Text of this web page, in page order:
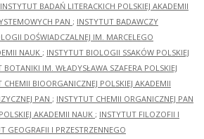
INSTYTUT BADAŃ LITERACKICH POLSKIEJ AKADEMII
PAN ; INSTYTUT BADAWCZY
DOŚWIADCZALNEJ IM. MARCELEGO
NAUK ; INSTYTUT BIOLOGII SSAKÓW POLSKIEJ
BOTANIKI IM. WŁADYSŁAWA SZAFERA POLSKIEJ
CHEMII BIOORGANICZNEJ POLSKIEJ AKADEMII
PAN ; INSTYTUT CHEMII ORGANICZNEJ PAN
AKADEMII NAUK ; INSTYTUT FILOZOFII I
GEOGRAFII I PRZESTRZENNEGO